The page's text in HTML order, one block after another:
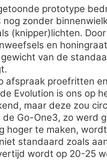
prototype
zonder
(knipper)lichten.
en
van de
afspraak proefritten
Evolution is ons op
maar deze zou
Go-One3, zo werd
hoger te maken,
standaard zoals
wordt op 20-25